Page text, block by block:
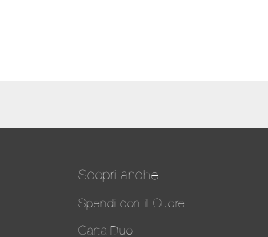
Scopri anche
Spendi con il Cuore
Carta Duo